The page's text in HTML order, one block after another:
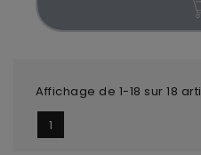
Affichage de 1-18 sur 18
1